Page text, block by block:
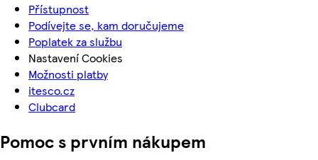
Přístupnost
Podívejte se, kam doručujeme
Poplatek za službu
Nastavení Cookies
Možnosti platby
itesco.cz
Clubcard
Pomoc s prvním nákupem